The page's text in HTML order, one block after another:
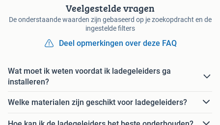
Veelgestelde vragen
De onderstaande waarden zijn gebaseerd op je zoekopdracht en de
ingestelde filters
Deel opmerkingen over deze FAQ
Wat moet ik weten voordat ik ladegeleiders ga
installeren?
Welke materialen zijn geschikt voor ladegeleiders?